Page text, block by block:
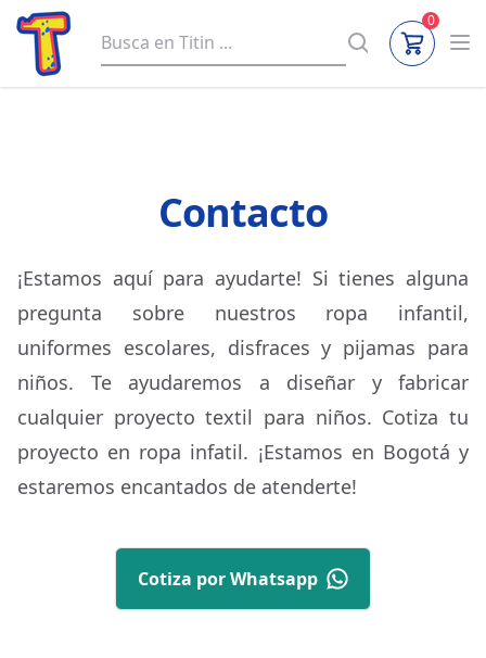
0
Contacto
¡Estamos aquí para ayudarte! Si tienes alguna
pregunta sobre nuestros ropa infantil,
uniformes escolares, disfraces y pijamas para
niños. Te ayudaremos a diseñar y fabricar
cualquier proyecto textil para niños. Cotiza tu
proyecto en ropa infatil. ¡Estamos en Bogotá y
estaremos encantados de atenderte!
Cotiza por Whatsapp